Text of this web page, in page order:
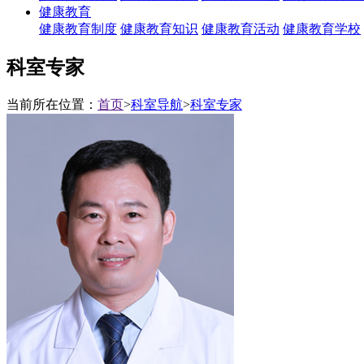
健康教育
健康教育制度 健康教育知识 健康教育活动 健康教育学校
科室专家
当前所在位置： 首页>科室导航>科室专家